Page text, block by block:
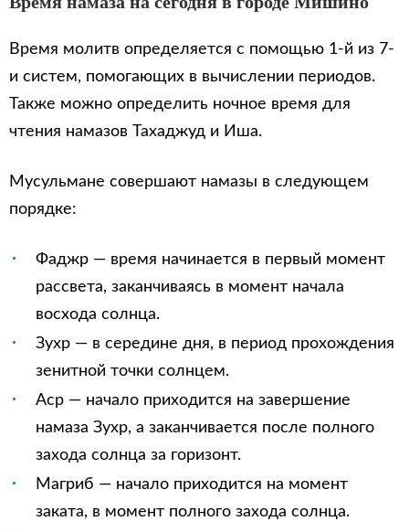
Время молитв определяется с помощью 1-й из 7-
и систем, помогающих в вычислении периодов.
Также можно определить ночное время для
чтения намазов Тахаджуд и Иша.
Мусульмане совершают намазы в следующем
порядке:
Фаджр — время начинается в первый момент
рассвета, заканчиваясь в момент начала
восхода солнца.
Зухр — в середине дня, в период прохождения
зенитной точки солнцем.
Аср — начало приходится на завершение
намаза Зухр, а заканчивается после полного
захода солнца за горизонт.
Магриб — начало приходится на момент
заката, в момент полного захода солнца.